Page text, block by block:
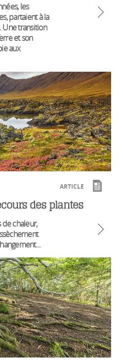
les
partaient à la
Une transition
et son
aux
ARTICLE
des plantes
chaleur,